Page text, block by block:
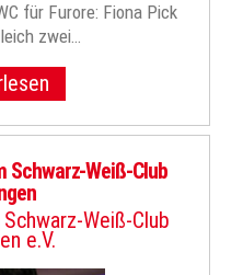
für Furore: Fiona Pick
zwei…
Schwarz-Weiß-Club
Schwarz-Weiß-Club
e.V.